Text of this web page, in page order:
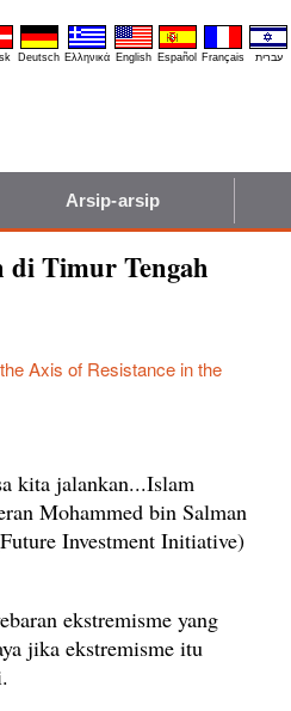
Deutsch Ελληνικά English Español Français עברית
Arsip-arsip
di Timur Tengah
Axis of Resistance in the
kita jalankan...Islam
Mohammed bin Salman
Investment Initiative)
ekstremisme yang
jika ekstremisme itu